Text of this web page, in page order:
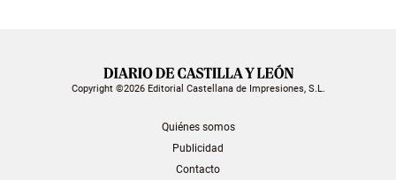
Copyright ©2026 Editorial Castellana de Impresiones, S.L.
Quiénes somos
Publicidad
Contacto